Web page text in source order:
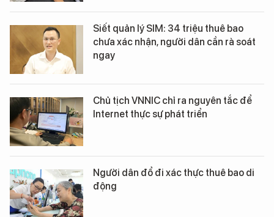
Siết quản lý SIM: 34 triệu thuê bao
chưa xác nhận, người dân cần rà soát
ngay
Chủ tịch VNNIC chỉ ra nguyên tắc để
Internet thực sự phát triển
Người dân đổ đi xác thực thuê bao di
động